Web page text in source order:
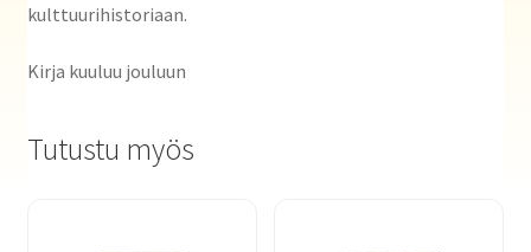
kulttuurihistoriaan.
Kirja kuuluu jouluun
Tutustu myös